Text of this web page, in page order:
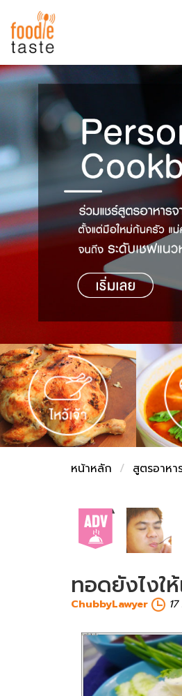
สูตรอาหาร
สูตรอาหารล่าสุด
Top Foodie
พาไปชิม
สารพันก้นครัว
เคล็ดลับน่ารู้
เปรียบเทียบหน่วยการตว
เปรียบเทียบอุณหภูมิ
เปรียบเทียบน้ำหนักวัตถุ
ชั่งตวงเนย
FoodPedia
สร้าง Cookbook
หน้าหลัก สูตรอาหา
ทอดยังไงใ
ChubbyLawyer